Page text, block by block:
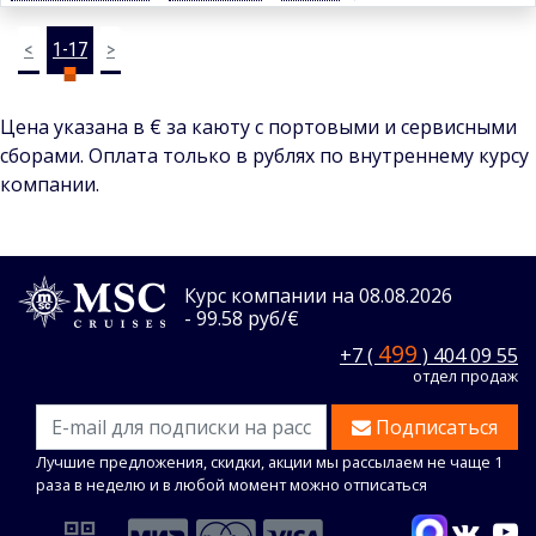
< 1-17 >
Цена указана в € за каюту с портовыми и сервисными
сборами. Оплата только в рублях по внутреннему курсу
компании.
Курс компании на 08.08.2026
- 99.58 руб/€
+7 ( 499 ) 404 09 55
отдел продаж
Подписаться
Лучшие предложения, скидки, акции мы рассылаем не чаще 1
раза в неделю и в любой момент можно отписаться